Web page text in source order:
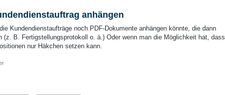
anhängen
Kundendienstaufträge noch PDF-Dokumente anhängen könnte, die dann
(z. B. Fertigstellungsprotokoll o. ä.) Oder wenn man die Möglichkeit hat, dass
nur Häkchen setzen kann.